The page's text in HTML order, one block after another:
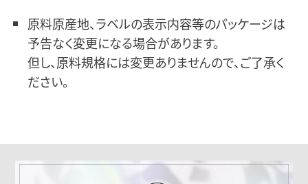
原料原産地、ラベルの表示内容等のパッケージは
予告なく変更になる場合があります。
但し、原料規格には変更ありませんので、ご了承く
ださい。